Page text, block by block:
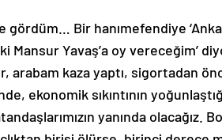
Bir hanımefendiye
Mansur Yavaş’a oy vereceğim’
arabam kaza yaptı, sigortadan
ekonomik sıkıntının
yanında